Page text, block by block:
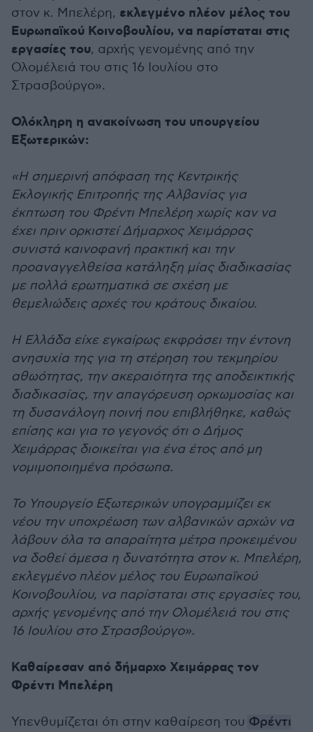
στον κ. Μπελέρη, εκλεγμένο πλέον μέλος του
Ευρωπαϊκού Κοινοβουλίου, να παρίσταται στις
εργασίες του, αρχής γενομένης από την
Ολομέλειά του στις 16 Ιουλίου στο
Στρασβούργο».
Ολόκληρη η ανακοίνωση του υπουργείου
Εξωτερικών:
«Η σημερινή απόφαση της Κεντρικής
Εκλογικής Επιτροπής της Αλβανίας για
έκπτωση του Φρέντι Μπελέρη χωρίς καν να
έχει πριν ορκιστεί Δήμαρχος Χειμάρρας
συνιστά καινοφανή πρακτική και την
προαναγγελθείσα κατάληξη μίας διαδικασίας
με πολλά ερωτηματικά σε σχέση με
θεμελιώδεις αρχές του κράτους δικαίου.
Η Ελλάδα είχε εγκαίρως εκφράσει την έντονη
ανησυχία της για τη στέρηση του τεκμηρίου
αθωότητας, την ακεραιότητα της αποδεικτικής
διαδικασίας, την απαγόρευση ορκωμοσίας και
τη δυσανάλογη ποινή που επιβλήθηκε, καθώς
επίσης και για το γεγονός ότι ο Δήμος
Χειμάρρας διοικείται για ένα έτος από μη
νομιμοποιημένα πρόσωπα.
Το Υπουργείο Εξωτερικών υπογραμμίζει εκ
νέου την υποχρέωση των αλβανικών αρχών να
λάβουν όλα τα απαραίτητα μέτρα προκειμένου
να δοθεί άμεσα η δυνατότητα στον κ. Μπελέρη,
εκλεγμένο πλέον μέλος του Ευρωπαϊκού
Κοινοβουλίου, να παρίσταται στις εργασίες του,
αρχής γενομένης από την Ολομέλειά του στις
16 Ιουλίου στο Στρασβούργο».
Καθαίρεσαν από δήμαρχο Χειμάρρας τον
Φρέντι Μπελέρη
Υπενθυμίζεται ότι στην καθαίρεση του Φρέντι